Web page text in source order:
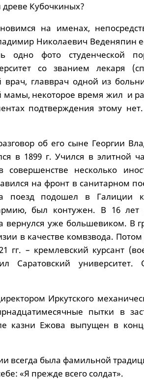
древе Кубочкиных?
на именах,
Николаевич Веденяпин
одно фото студенческой
со званием лекаря
врач, главврач одной из
мамы, некоторое время жил и
подтверждения этому
об его сыне Георгии
в 1899 г. Учился в элитной
несколько
на фронт в санитарном
поезд подошел в Галиции
был контужен. В 16 лет
вернулся уже большевиком. В
в качестве комвзвода.
гг. – кремлевский курсант
Саратовский университет.
Иркутского
пытки в
казни Ежова выпущен в
всегда была фамильной
«Я прежде всего солдат».